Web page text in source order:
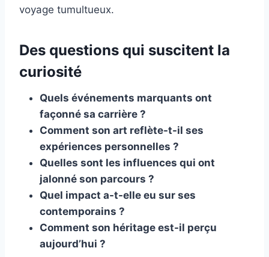
voyage tumultueux.
Des questions qui suscitent la
curiosité
Quels événements marquants ont
façonné sa carrière ?
Comment son art reflète-t-il ses
expériences personnelles ?
Quelles sont les influences qui ont
jalonné son parcours ?
Quel impact a-t-elle eu sur ses
contemporains ?
Comment son héritage est-il perçu
aujourd’hui ?